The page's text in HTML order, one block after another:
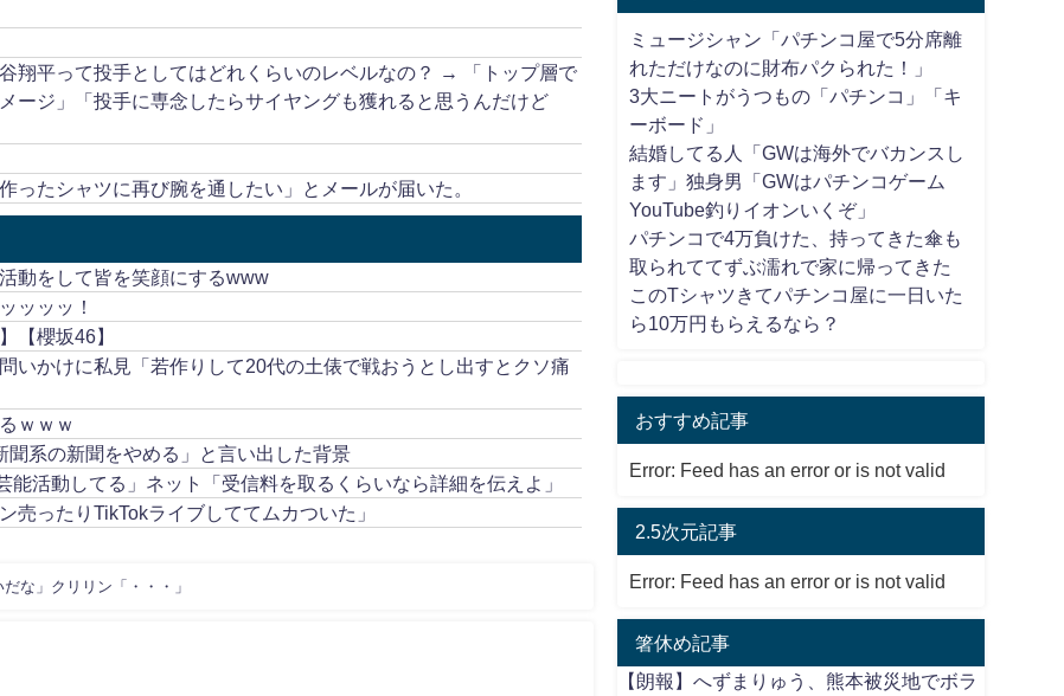
翔平って投手としてはどれくらいのレベルなの？ → 「トップ層で
ージ」「投手に専念したらサイヤングも獲れると思うんだけど
ったシャツに再び腕を通したい」とメールが届いた。
動をして皆を笑顔にするwww
ッッッ！
【櫻坂46】
いかけに私見「若作りして20代の土俵で戦おうとし出すとクソ痛
ｗｗｗ
系の新聞をやめる」と言い出した背景
活動してる」ネット「受信料を取るくらいなら詳細を伝えよ」
売ったりTikTokライブしててムカついた」
な」クリリン「・・・」
ミュージシャン「パチンコ屋で5分席離
れただけなのに財布パクられた！」
3大ニートがうつもの「パチンコ」「キ
ーボード」
結婚してる人「GWは海外でバカンスし
ます」独身男「GWはパチンコゲーム
YouTube釣りイオンいくぞ」
パチンコで4万負けた、持ってきた傘も
取られててずぶ濡れで家に帰ってきた
このTシャツきてパチンコ屋に一日いた
ら10万円もらえるなら？
おすすめ記事
Error: Feed has an error or is not valid
2.5次元記事
Error: Feed has an error or is not valid
箸休め記事
【朗報】へずまりゅう、熊本被災地でボラ